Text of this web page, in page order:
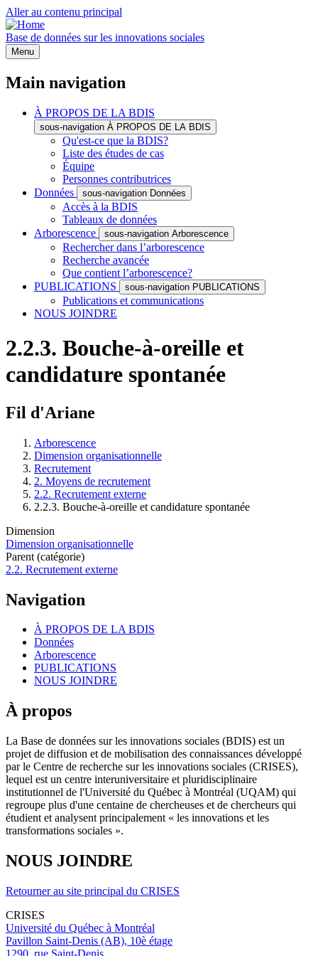
Aller au contenu principal
Base de données sur les innovations sociales
Menu
Main navigation
À PROPOS DE LA BDIS
sous-navigation À PROPOS DE LA BDIS
Qu'est-ce que la BDIS?
Liste des études de cas
Équipe
Personnes contributrices
Données
sous-navigation Données
Accès à la BDIS
Tableaux de données
Arborescence
sous-navigation Arborescence
Rechercher dans l’arborescence
Recherche avancée
Que contient l’arborescence?
PUBLICATIONS
sous-navigation PUBLICATIONS
Publications et communications
NOUS JOINDRE
2.2.3. Bouche-à-oreille et
candidature spontanée
Fil d'Ariane
Arborescence
Dimension organisationnelle
Recrutement
2. Moyens de recrutement
2.2. Recrutement externe
2.2.3. Bouche-à-oreille et candidature spontanée
Dimension
Dimension organisationnelle
Parent (catégorie)
2.2. Recrutement externe
Navigation
À PROPOS DE LA BDIS
Données
Arborescence
PUBLICATIONS
NOUS JOINDRE
À propos
La Base de données sur les innovations sociales (BDIS) est un
projet de diffusion et de mobilisation des connaissances développé
par le Centre de recherche sur les innovations sociales (CRISES),
lequel est un centre interuniversitaire et pluridisciplinaire
institutionnel de l'Université du Québec à Montréal (UQAM) qui
regroupe plus d'une centaine de chercheuses et de chercheurs qui
étudient et analysent principalement « les innovations et les
transformations sociales ».
NOUS JOINDRE
Retourner au site principal du CRISES
CRISES
Université du Québec à Montréal
Pavillon Saint-Denis (AB), 10è étage
1290, rue Saint-Denis